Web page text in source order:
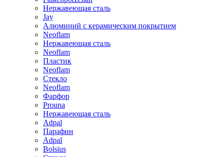
Нержавеющая сталь
Jay
Алюминий с керамическим покрытием
Neoflam
Нержавеющая сталь
Neoflam
Пластик
Neoflam
Стекло
Neoflam
Фарфор
Prouna
Нержавеющая сталь
Adpal
Парафин
Adpal
Bolsius